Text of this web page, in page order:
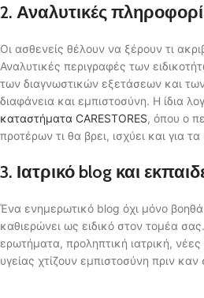
2. Αναλυτικές
Οι ασθενείς θέλουν να ξέρουν τι
Αναλυτικές περιγραφές των
των διαγνωστικών εξετάσεων και
διαφάνεια και εμπιστοσύνη. Η ίδια
καταστήματα CARESTORES, όπου ο
προτέρων τι θα βρει, ισχύει και για τα
3. Ιατρικό blog και
Ένα ενημερωτικό blog όχι μόνο
καθιερώνει ως ειδικό στον τομέα
ερωτήματα, προληπτική ιατρική,
υγείας χτίζουν εμπιστοσύνη πριν